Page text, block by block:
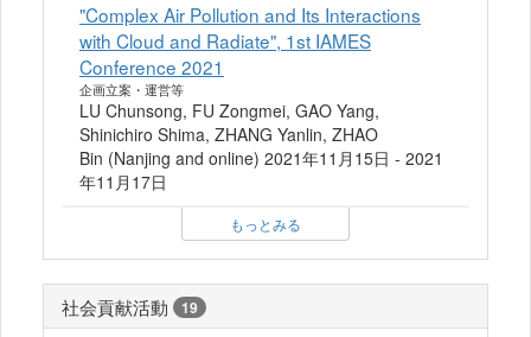
"Complex Air Pollution and Its Interactions
with Cloud and Radiate", 1st IAMES
Conference 2021
企画立案・運営等
LU Chunsong, FU Zongmei, GAO Yang,
Shinichiro Shima, ZHANG Yanlin, ZHAO
Bin (Nanjing and online) 2021年11月15日 - 2021
年11月17日
もっとみる
社会貢献活動 19